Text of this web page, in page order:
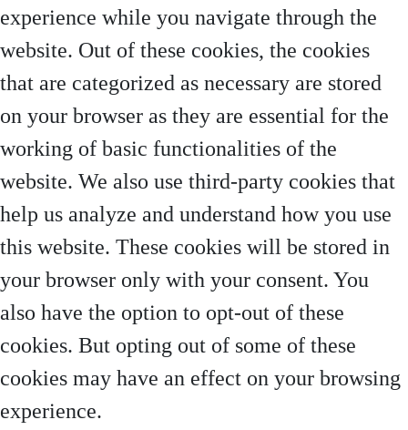
experience while you navigate through the
website. Out of these cookies, the cookies
that are categorized as necessary are stored
on your browser as they are essential for the
working of basic functionalities of the
website. We also use third-party cookies that
help us analyze and understand how you use
this website. These cookies will be stored in
your browser only with your consent. You
also have the option to opt-out of these
cookies. But opting out of some of these
cookies may have an effect on your browsing
experience.